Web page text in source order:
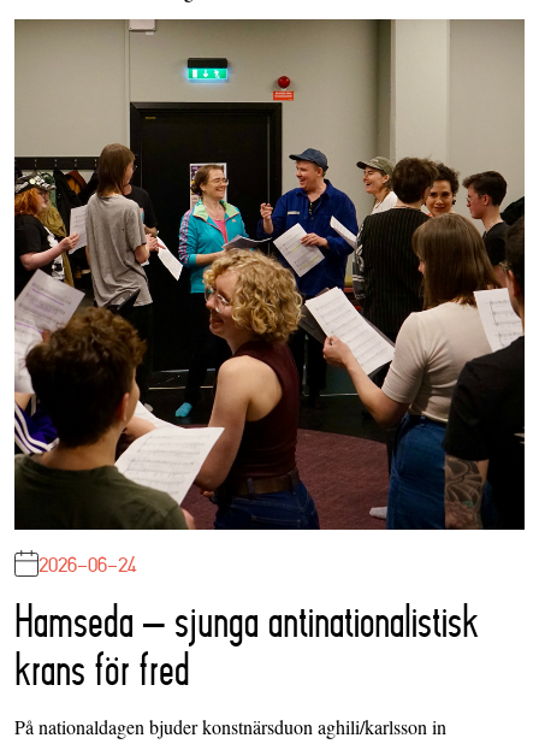
2026-06-24
Hamseda – sjunga antinationalistisk
krans för fred
På nationaldagen bjuder konstnärsduon aghili/karlsson in